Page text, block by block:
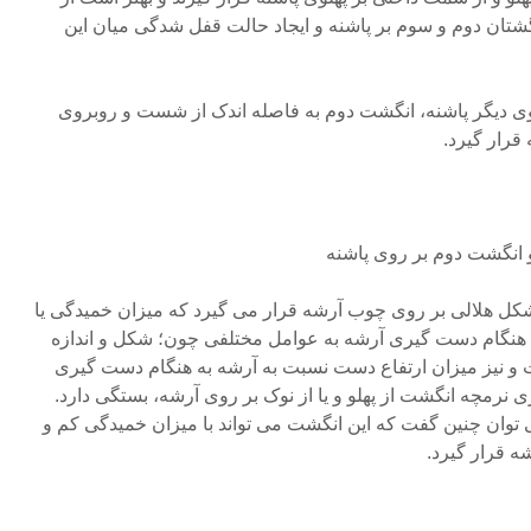
دوم و سوم بر پاشنه و ایجاد حالت قفل شدگی میان این
دیگر پاشنه، انگشت دوم به فاصله اندک از شست و روبروی
قرار گیرد.
دوم بر روی پاشنه
هلالی بر روی چوب آرشه قرار می گیرد که میزان خمیدگی یا
دست گیری آرشه به عوامل مختلفی چون؛ شکل و اندازه
نیز میزان ارتفاع دست نسبت به آرشه به هنگام دست گیری
انگشت از پهلو و یا از نوک بر روی آرشه، بستگی دارد.
توان چنین گفت که این انگشت می تواند با میزان خمیدگی کم و
قرار گیرد.